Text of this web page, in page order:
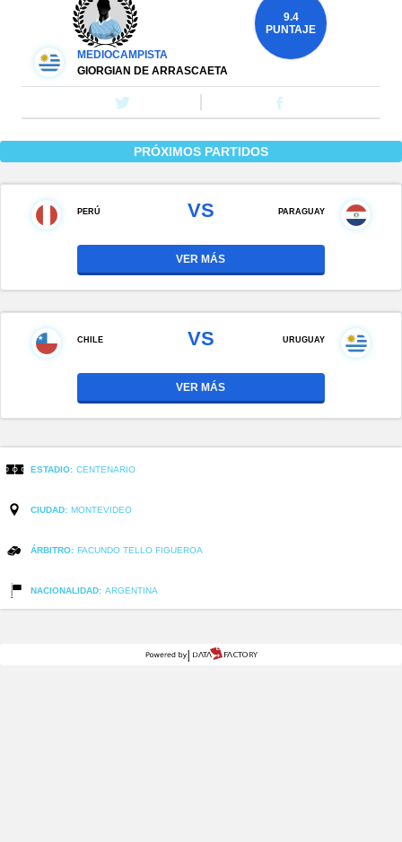
MEDIOCAMPISTA
GIORGIAN DE ARRASCAETA
9.4
PUNTAJE
PRÓXIMOS PARTIDOS
PERÚ VS PARAGUAY
VER MÁS
CHILE VS URUGUAY
VER MÁS
ESTADIO: CENTENARIO
CIUDAD: MONTEVIDEO
ÁRBITRO: FACUNDO TELLO FIGUEROA
NACIONALIDAD: ARGENTINA